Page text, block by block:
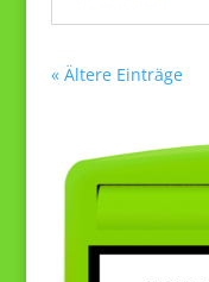
« Ältere Einträge